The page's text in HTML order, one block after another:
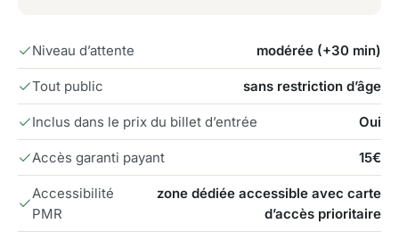
Niveau d’attente modérée (+30 min)
Tout public sans restriction d’âge
Inclus dans le prix du billet d’entrée Oui
Accès garanti payant 15€
Accessibilité
PMR
zone dédiée accessible avec carte
d’accès prioritaire